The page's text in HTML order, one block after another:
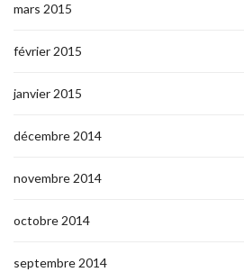
mars 2015
février 2015
janvier 2015
décembre 2014
novembre 2014
octobre 2014
septembre 2014